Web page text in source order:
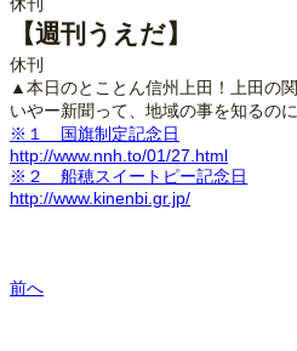
【週刊うえだ】
休刊
▲本日のとことん信州上田！上田の
いやー新聞って、地域の事を知るの
※１ 国旗制定記念日
http://www.nnh.to/01/27.html
※２ 船穂スイートピー記念日
http://www.kinenbi.gr.jp/
前へ